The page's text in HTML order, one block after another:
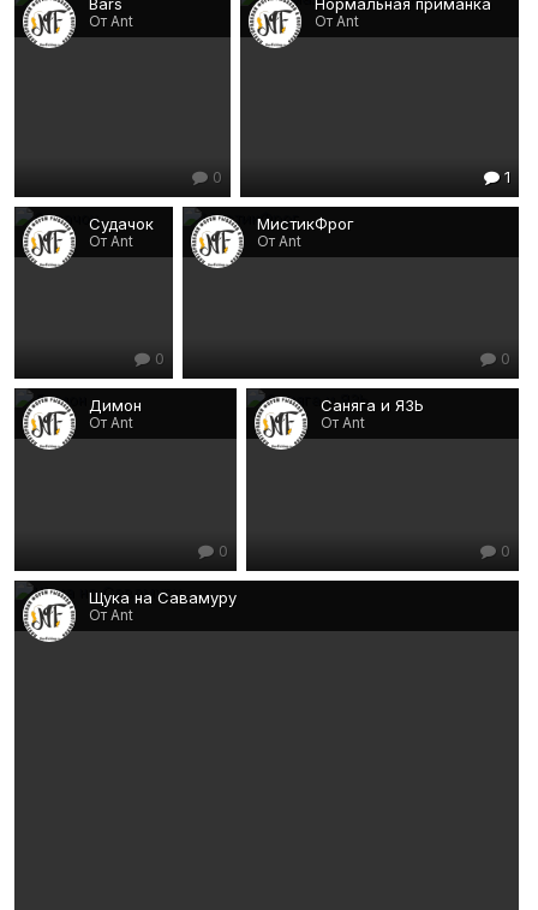
От Ant
0
От Ant
1
Судачок
От Ant
0
МистикФрог
От Ant
0
Димон
От Ant
0
Саняга и ЯЗЬ
От Ant
0
Щука на Савамуру
От Ant